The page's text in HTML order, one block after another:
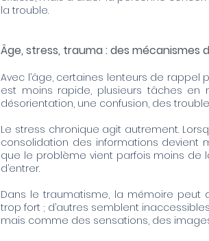
la trouble.
Âge, stress, trauma : des mécanismes
Avec l’âge, certaines lenteurs de rappel
est moins rapide, plusieurs tâches en
désorientation, une confusion, des
Le stress chronique agit autrement.
consolidation des informations devient
que le problème vient parfois moins de
d’entrer.
Dans le traumatisme, la mémoire peut
trop fort ; d’autres semblent
mais comme des sensations, des